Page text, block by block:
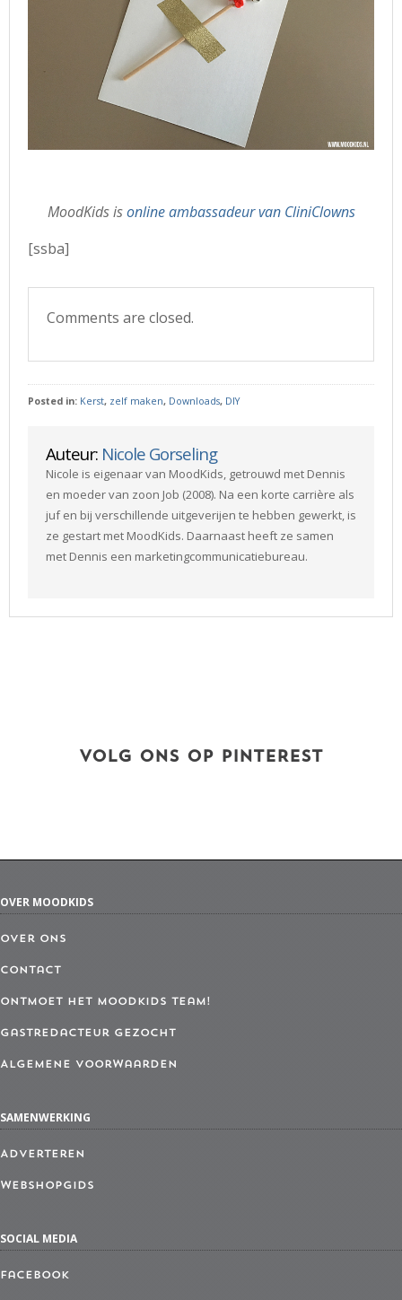
MoodKids isonline ambassadeur van CliniClowns
[ssba]
Comments are closed.
Posted in: Kerst, zelf maken, Downloads, DIY
Auteur: Nicole Gorseling
Nicole is eigenaar van MoodKids, getrouwd met Dennis
en moeder van zoon Job (2008). Na een korte carrière als
juf en bij verschillende uitgeverijen te hebben gewerkt, is
ze gestart met MoodKids. Daarnaast heeft ze samen
met Dennis een marketingcommunicatiebureau.
VOLG ONS OP PINTEREST
OVER MOODKIDS
Over ons
Contact
Ontmoet het MoodKids Team!
Gastredacteur gezocht
Algemene Voorwaarden
SAMENWERKING
Adverteren
Webshopgids
SOCIAL MEDIA
Facebook